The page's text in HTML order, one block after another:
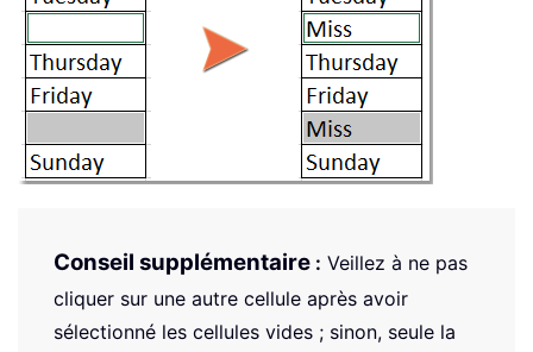
Conseil supplémentaire : Veillez à ne pas
cliquer sur une autre cellule après avoir
sélectionné les cellules vides ; sinon, seule la